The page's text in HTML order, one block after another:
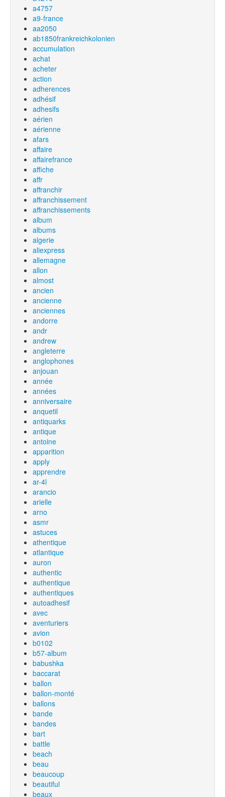
a4757
a9-france
aa2050
ab1850frankreichkolonien
accumulation
achat
acheter
action
adherences
adhésif
adhesifs
aérien
aérienne
afars
affaire
affairefrance
affiche
affr
affranchir
affranchissement
affranchissements
album
albums
algerie
aliexpress
allemagne
allon
almost
ancien
ancienne
anciennes
andorre
andr
andrew
angleterre
anglophones
anjouan
année
années
anniversaire
anquetil
antiquarks
antique
antoine
apparition
apply
apprendre
ar-4l
arancio
arielle
arno
asmr
astuces
athentique
atlantique
auron
authentic
authentique
authentiques
autoadhesif
avec
aventuriers
avion
b0102
b57-album
babushka
baccarat
ballon
ballon-monté
ballons
bande
bandes
bart
battle
beach
beau
beaucoup
beautiful
beaux